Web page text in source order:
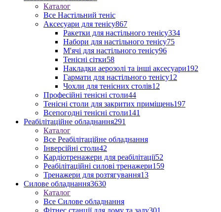
Каталог
Все Настільний теніс
Аксесуари для тенісу867
Ракетки для настільного тенісу334
Набори для настільного тенісу75
М'ячі для настільного тенісу96
Тенісні сітки58
Накладки аерозолі та інші аксесуари192
Гармати для настільного тенісу12
Чохли для тенісних столів12
Професійні тенісні столи44
Тенісні столи для закритих приміщень197
Всепогодні тенісні столи141
Реабілітаційне обладнання291
Каталог
Все Реабілітаційне обладнання
Інверсійні столи42
Кардіотренажери для реабілітації52
Реабілітаційні силові тренажери159
Тренажери для розтягування13
Силове обладнання3630
Каталог
Все Силове обладнання
Фітнес станції для дому та залу301